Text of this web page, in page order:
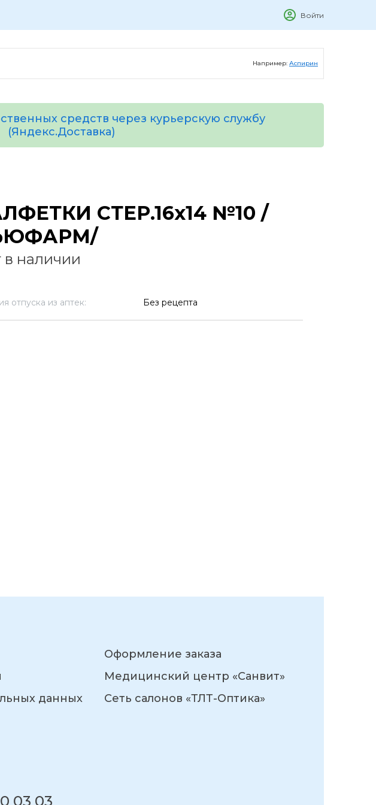
Войти
Например: Аспирин
средств через курьерскую службу
(Яндекс.Доставка)
СТЕР.16х14 №10 /
в наличии
отпуска из аптек: Без рецепта
данных
Оформление заказа
Медицинский центр «Санвит»
Сеть салонов «ТЛТ-Оптика»
03 03